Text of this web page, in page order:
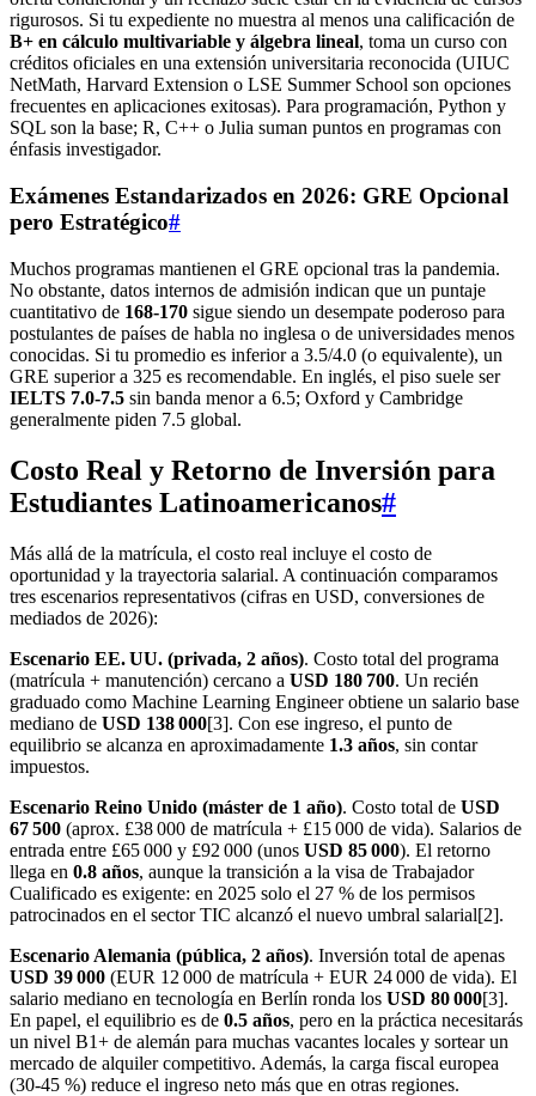
rigurosos. Si tu expediente no muestra al menos una calificación de
B+ en cálculo multivariable y álgebra lineal, toma un curso con
créditos oficiales en una extensión universitaria reconocida (UIUC
NetMath, Harvard Extension o LSE Summer School son opciones
frecuentes en aplicaciones exitosas). Para programación, Python y
SQL son la base; R, C++ o Julia suman puntos en programas con
énfasis investigador.
Exámenes Estandarizados en 2026: GRE Opcional
pero Estratégico#
Muchos programas mantienen el GRE opcional tras la pandemia.
No obstante, datos internos de admisión indican que un puntaje
cuantitativo de 168‑170 sigue siendo un desempate poderoso para
postulantes de países de habla no inglesa o de universidades menos
conocidas. Si tu promedio es inferior a 3.5/4.0 (o equivalente), un
GRE superior a 325 es recomendable. En inglés, el piso suele ser
IELTS 7.0‑7.5 sin banda menor a 6.5; Oxford y Cambridge
generalmente piden 7.5 global.
Costo Real y Retorno de Inversión para
Estudiantes Latinoamericanos#
Más allá de la matrícula, el costo real incluye el costo de
oportunidad y la trayectoria salarial. A continuación comparamos
tres escenarios representativos (cifras en USD, conversiones de
mediados de 2026):
Escenario EE. UU. (privada, 2 años). Costo total del programa
(matrícula + manutención) cercano a USD 180 700. Un recién
graduado como Machine Learning Engineer obtiene un salario base
mediano de USD 138 000[3]. Con ese ingreso, el punto de
equilibrio se alcanza en aproximadamente 1.3 años, sin contar
impuestos.
Escenario Reino Unido (máster de 1 año). Costo total de USD
67 500 (aprox. £38 000 de matrícula + £15 000 de vida). Salarios de
entrada entre £65 000 y £92 000 (unos USD 85 000). El retorno
llega en 0.8 años, aunque la transición a la visa de Trabajador
Cualificado es exigente: en 2025 solo el 27 % de los permisos
patrocinados en el sector TIC alcanzó el nuevo umbral salarial[2].
Escenario Alemania (pública, 2 años). Inversión total de apenas
USD 39 000 (EUR 12 000 de matrícula + EUR 24 000 de vida). El
salario mediano en tecnología en Berlín ronda los USD 80 000[3].
En papel, el equilibrio es de 0.5 años, pero en la práctica necesitarás
un nivel B1+ de alemán para muchas vacantes locales y sortear un
mercado de alquiler competitivo. Además, la carga fiscal europea
(30‑45 %) reduce el ingreso neto más que en otras regiones.